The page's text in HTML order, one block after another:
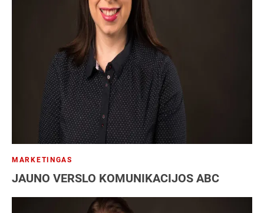
MARKETINGAS
JAUNO VERSLO KOMUNIKACIJOS ABC